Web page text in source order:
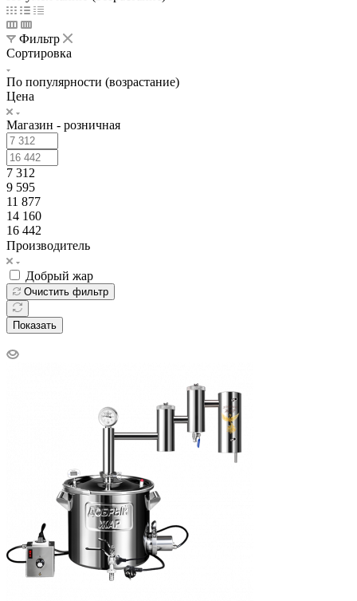
Фильтр
Сортировка
По популярности (возрастание)
Цена
Магазин - розничная
7 312
9 595
11 877
14 160
16 442
Производитель
Добрый жар
Очистить фильтр
Показать